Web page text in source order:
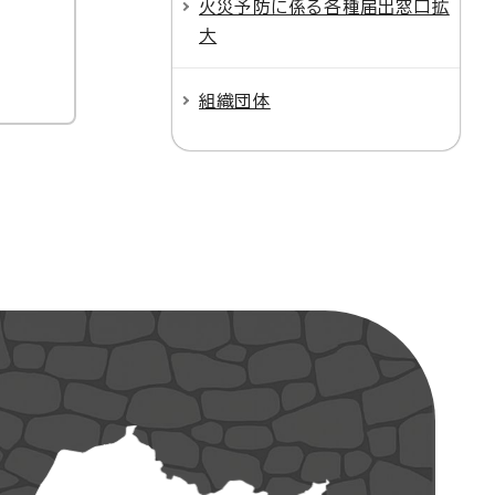
火災予防に係る各種届出窓口拡
大
組織団体